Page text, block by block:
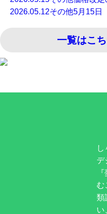
2026.05.12その他5月15日
一覧はこ
し
デ
む
類
い